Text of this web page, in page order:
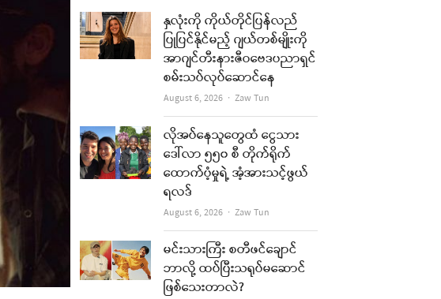
e
b
o
t
a
g
m
t
u
b
e
i
l
နှလုံးကို ကိုယ်တိုင်ပြန်လည်
ပြုပြင်နိုင်မည့် ဂျယ်တစ်မျိုးကို
အာဂျင်တီးနားဇီဝဗေဒပညာရှင်
စမ်းသပ်လုပ်ဆောင်နေ
August 6, 2026 Author
Zaw Tun
လိုအပ်နေသူတွေထံ ငွေသား
ဒေါ်လာ ၅၅၀ စီ တိုက်ရိုက်
ထောက်ပံ့မှုရဲ့ အံ့အားသင့်ဖွယ်
ရလဒ်
August 6, 2026 Author
Zaw Tun
မင်းသားကြီး စတီဖင်ချောင်
ဘာလို့ ထပ်ပြီးသရုပ်မဆောင်
ဖြစ်သေးတာလဲ?